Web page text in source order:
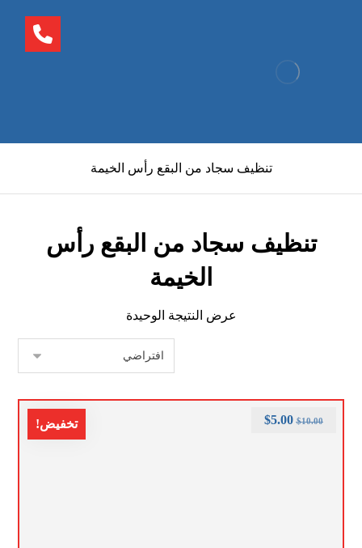
تنظيف سجاد من البقع رأس الخيمة
تنظيف سجاد من البقع رأس
الخيمة
عرض النتيجة الوحيدة
تخفيض! $10.00
$5.00